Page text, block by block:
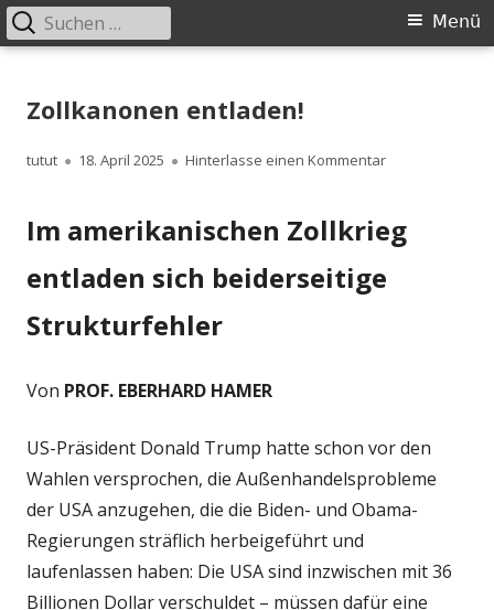
zum
Primäres
Menü
Suchen
nach:
Zollkanonen entladen!
Autor
tutut
Veröffentlicht
18. April 2025 Hinterlasse einen Kommentarzu Zollkanonen
Im amerikanischen Zollkrieg
entladen sich beiderseitige
Strukturfehler
Von PROF. EBERHARD HAMER
US-Präsident Donald Trump hatte schon vor den
Wahlen versprochen, die Außenhandelsprobleme
der USA anzugehen, die die Biden- und Obama-
Regierungen sträflich herbeigeführt und
laufenlassen haben: Die USA sind inzwischen mit 36
Billionen Dollar verschuldet – müssen dafür eine